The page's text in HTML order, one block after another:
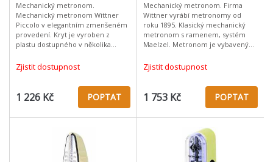
Mechanický metronom.
Mechanický metronom Wittner
Piccolo v elegantním zmenšeném
provedení. Kryt je vyroben z
plastu dostupného v několika
plast Světle hnědý Provedení bez
zvonku
Zjistit dostupnost
1 226 Kč POPTAT
Mechanický metronom. Firma
Wittner vyrábí metronomy od
roku 1895. Klasický mechanický
metronom s ramenem, systém
Maelzel. Metronom je vybavený
nastavení "cinknutí" na první dobu.
Tempo se n
Zjistit dostupnost
1 753 Kč POPTAT